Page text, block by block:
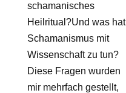
schamanisches
Heilritual?Und was hat
Schamanismus mit
Wissenschaft zu tun?
Diese Fragen wurden
mir mehrfach gestellt,